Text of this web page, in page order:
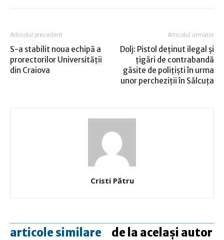
Articolul precedent
S-a stabilit noua echipă a
prorectorilor Universităţii
din Craiova
Articolul următor
Dolj: Pistol deţinut ilegal şi
ţigări de contrabandă
găsite de poliţişti în urma
unor percheziţii în Sălcuţa
Cristi Pătru
articole similare de la același autor